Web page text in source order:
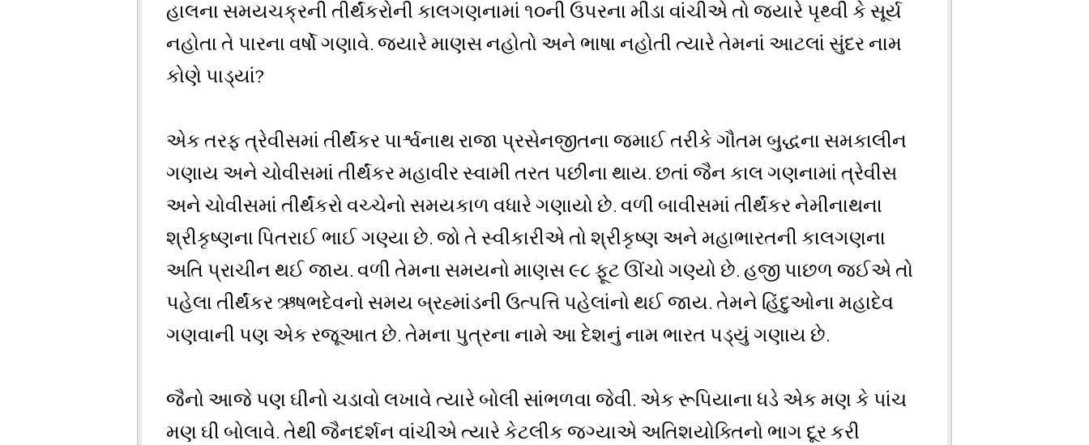
હાલના સમયચક્રની તીર્થંકરોની કાલગણનામાં ૧૦ની ઉપરના મીંડા વાંચીએ તો જ્યારે પૃથ્વી કે સૂર્ય
નહોતા તે પારના વર્ષો ગણાવે. જ્યારે માણસ નહોતો અને ભાષા નહોતી ત્યારે તેમનાં આટલાં સુંદર નામ
કોણે પાડ્યાં?
એક તરફ ત્રેવીસમાં તીર્થંકર પાર્શ્વનાથ રાજા પ્રસેનજીતના જમાઈ તરીકે ગૌતમ બુદ્ધના સમકાલીન
ગણાય અને ચોવીસમાં તીર્થંકર મહાવીર સ્વામી તરત પછીના થાય. છતાં જૈન કાલ ગણનામાં ત્રેવીસ
અને ચોવીસમાં તીર્થંકરો વચ્ચેનો સમયકાળ વધારે ગણાયો છે. વળી બાવીસમાં તીર્થંકર નેમીનાથના
શ્રીકૃષ્ણના પિતરાઈ ભાઈ ગણ્યા છે. જો તે સ્વીકારીએ તો શ્રીકૃષ્ણ અને મહાભારતની કાલગણના
અતિ પ્રાચીન થઈ જાય. વળી તેમના સમયનો માણસ ૯૮ ફૂટ ઊંચો ગણ્યો છે. હજી પાછળ જઈએ તો
પહેલા તીર્થંકર ઋષભદેવનો સમય બ્રહ્માંડની ઉત્પત્તિ પહેલાંનો થઈ જાય. તેમને હિંદુઓના મહાદેવ
ગણવાની પણ એક રજૂઆત છે. તેમના પુત્રના નામે આ દેશનું નામ ભારત પડ્યું ગણાય છે.
જૈનો આજે પણ ઘીનો ચડાવો લખાવે ત્યારે બોલી સાંભળવા જેવી. એક રૂપિયાના ધડે એક મણ કે પાંચ
મણ ઘી બોલાવે. તેથી જૈનદર્શન વાંચીએ ત્યારે કેટલીક જગ્યાએ અતિશયોક્તિનો ભાગ દૂર કરી